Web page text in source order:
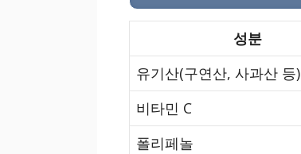
성분
유기산(구연산, 사과산 등)
비타민 C
폴리페놀